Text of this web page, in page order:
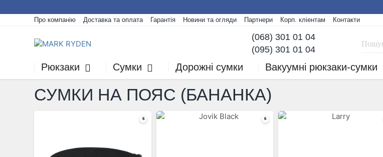
Про компанію Доставка та оплата Гарантія Новини та огляди Партнери Корп. кліентам Контакти
(068) 301 01 04
(095) 301 01 04
Рюкзаки Сумки Дорожні сумки Вакуумні рюкзаки-сумки
СУМКИ НА ПОЯС (БАНАНКА)